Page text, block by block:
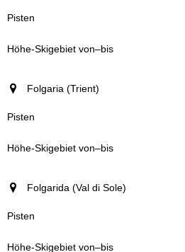
Folgaria (Trient)
Folgarida (Val di Sole)